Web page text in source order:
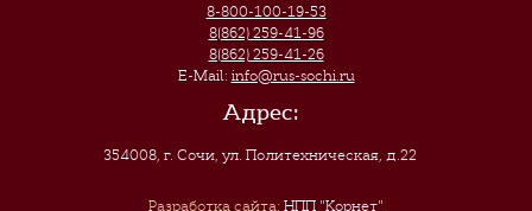
8-800-100-19-53
8(862) 259-41-96
8(862) 259-41-26
E-Mail: info@rus-sochi.ru
Адрес:
354008, г. Сочи,ул. Политехническая, д.22
Разработка сайта: НПП "Корнет"